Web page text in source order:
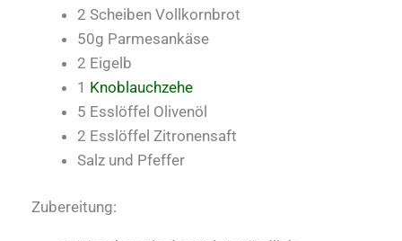
2 Scheiben Vollkornbrot
50g Parmesankäse
2 Eigelb
1 Knoblauchzehe
5 Esslöffel Olivenöl
2 Esslöffel Zitronensaft
Salz und Pfeffer
Zubereitung: